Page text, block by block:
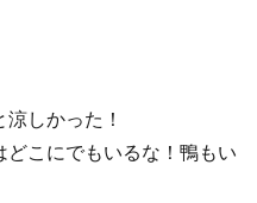
しかった！
どこにでもいるな！鴨もい